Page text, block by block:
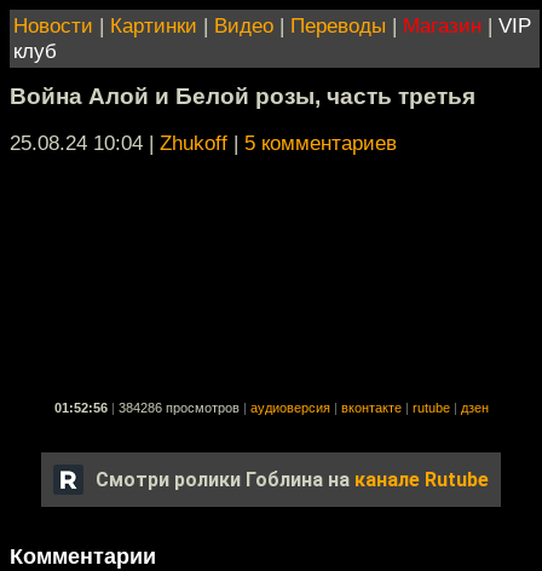
Новости | Картинки | Видео | Переводы | Магазин | VIP
клуб
Война Алой и Белой розы, часть третья
25.08.24 10:04 | Zhukoff | 5 комментариев
01:52:56 384286 просмотров аудиоверсия вконтакте rutube дзен
Смотри ролики Гоблина на канале Rutube
Комментарии